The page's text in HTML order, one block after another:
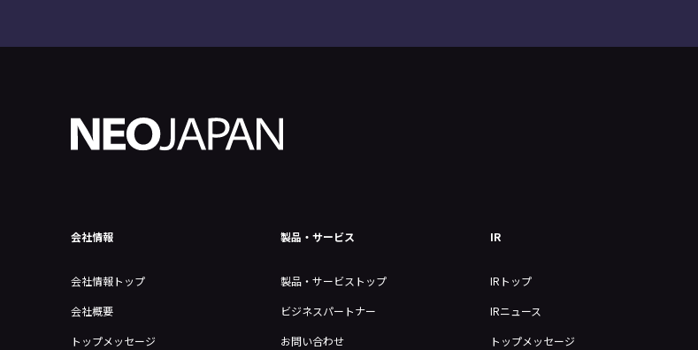
会社情報
会社情報トップ
会社概要
トップメッセージ
製品・サービス
製品・サービストップ
ビジネスパートナー
お問い合わせ
IR
IRトップ
IRニュース
トップメッセージ